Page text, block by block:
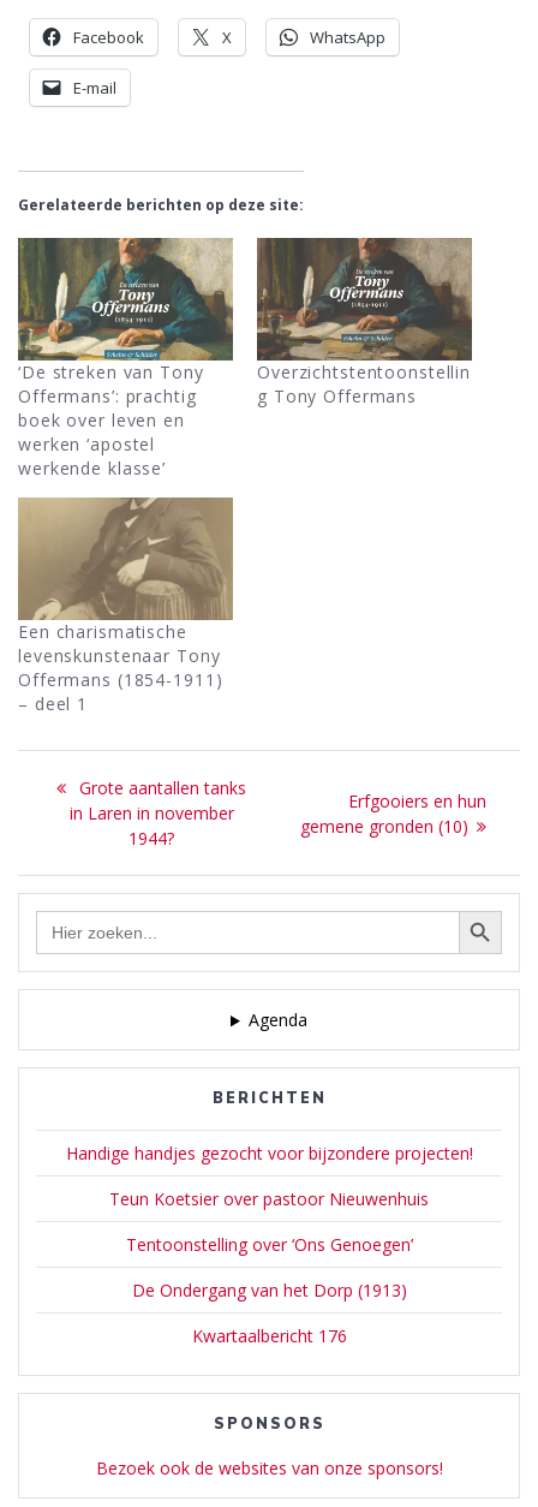
Facebook X WhatsApp
E-mail
Gerelateerde berichten op deze site:
‘De streken van Tony
Offermans’: prachtig
boek over leven en
werken ‘apostel
werkende klasse’
Overzichtstentoonstellin
g Tony Offermans
Een charismatische
levenskunstenaar Tony
Offermans (1854-1911)
– deel 1
Bericht
navigatie
Previous
post:
Grote aantallen tanks
in Laren in november
1944?
Next
post:
Erfgooiers en hun
gemene gronden (10)
Zoek Zoekknop
Agenda
BERICHTEN
Handige handjes gezocht voor bijzondere projecten!
Teun Koetsier over pastoor Nieuwenhuis
Tentoonstelling over ‘Ons Genoegen’
De Ondergang van het Dorp (1913)
Kwartaalbericht 176
SPONSORS
Bezoek ook de websites van onze sponsors!